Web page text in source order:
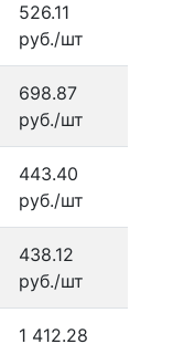
526.11
руб./шт
698.87
руб./шт
443.40
руб./шт
438.12
руб./шт
1 412.28